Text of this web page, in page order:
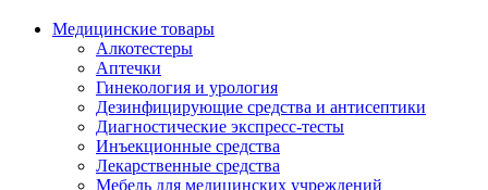
Медицинские товары
Алкотестеры
Аптечки
Гинекология и урология
Дезинфицирующие средства и антисептики
Диагностические экспресс-тесты
Инъекционные средства
Лекарственные средства
Мебель для медицинских учреждений